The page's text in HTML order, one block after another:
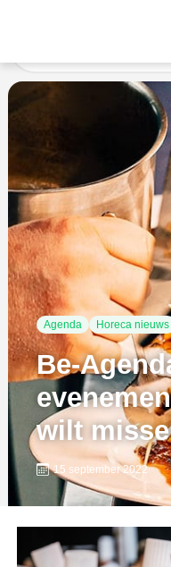
Agenda Horeca nieuws
Be-
wilt
15 september 2022